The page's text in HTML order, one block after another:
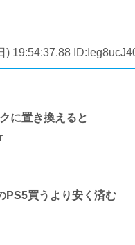
) 19:54:37.88
に置き換えると
PS5買うより安く済む